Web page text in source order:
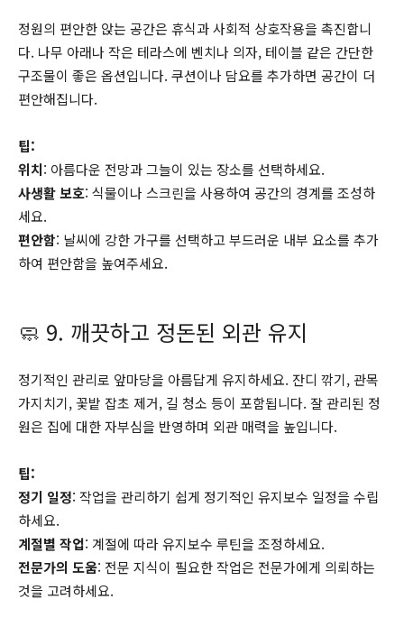
정원의 편안한 앉는 공간은 휴식과 사회적 상호작용을 촉진합니
다. 나무 아래나 작은 테라스에 벤치나 의자, 테이블 같은 간단한
구조물이 좋은 옵션입니다. 쿠션이나 담요를 추가하면 공간이 더
편안해집니다.
팁:
위치: 아름다운 전망과 그늘이 있는 장소를 선택하세요.
사생활 보호: 식물이나 스크린을 사용하여 공간의 경계를 조성하
세요.
편안함: 날씨에 강한 가구를 선택하고 부드러운 내부 요소를 추가
하여 편안함을 높여주세요.
🧼 9. 깨끗하고 정돈된 외관 유지
정기적인 관리로 앞마당을 아름답게 유지하세요. 잔디 깎기, 관목
가지치기, 꽃밭 잡초 제거, 길 청소 등이 포함됩니다. 잘 관리된 정
원은 집에 대한 자부심을 반영하며 외관 매력을 높입니다.
팁:
정기 일정: 작업을 관리하기 쉽게 정기적인 유지보수 일정을 수립
하세요.
계절별 작업: 계절에 따라 유지보수 루틴을 조정하세요.
전문가의 도움: 전문 지식이 필요한 작업은 전문가에게 의뢰하는
것을 고려하세요.